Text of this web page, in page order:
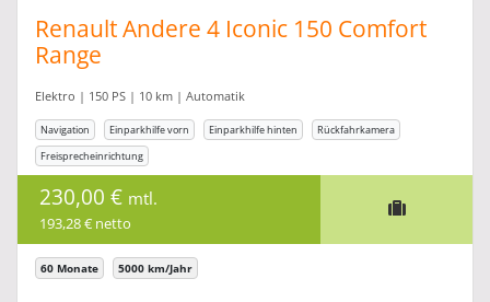
Renault Andere 4 Iconic 150 Comfort
Range
Elektro | 150 PS | 10 km | Automatik
Navigation Einparkhilfe vorn Einparkhilfe hinten
Rückfahrkamera
Freisprecheinrichtung
230,00 € mtl.
193,28 € netto
60 Monate 5000 km/Jahr